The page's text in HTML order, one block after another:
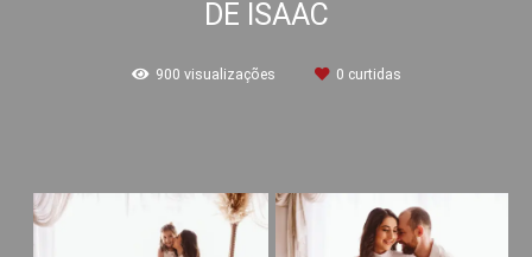
DE ISAAC
900 visualizações 0 curtidas